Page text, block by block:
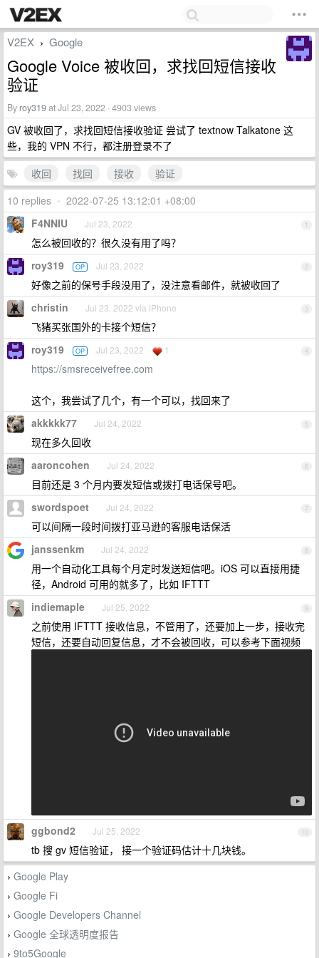
V2EX › Google
Google Voice 被收回，求找回短信接收
验证
By roy319at Jul 23, 2022 · 4903 views
GV 被收回了，求找回短信接收验证 尝试了 textnow Talkatone 这
些，我的 VPN 不行，都注册登录不了
收回
找回 接收
验证
10 replies • 2022-07-25 13:12:01 +08:00
1
F4NNIU Jul 23, 2022
怎么被回收的？很久没有用了吗？
2
roy319 OP Jul 23, 2022
好像之前的保号手段没用了，没注意看邮件，就被收回了
3
christin Jul 23, 2022 via iPhone
飞猪买张国外的卡接个短信？
4
roy319 OP Jul 23, 2022 1
https://smsreceivefree.com
这个，我尝试了几个，有一个可以，找回来了
5
akkkkk77 Jul 24, 2022
现在多久回收
6
aaroncohen Jul 24, 2022
目前还是 3 个月内要发短信或拨打电话保号吧。
7
swordspoet Jul 24, 2022
可以间隔一段时间拨打亚马逊的客服电话保活
8
janssenkm Jul 24, 2022
用一个自动化工具每个月定时发送短信吧。iOS 可以直接用捷
径，Android 可用的就多了，比如 IFTTT
9
indiemaple Jul 25, 2022
之前使用 IFTTT 接收信息，不管用了，还要加上一步，接收完
短信，还要自动回复信息，才不会被回收，可以参考下面视频
10
ggbond2 Jul 25, 2022
tb 搜 gv 短信验证， 接一个验证码估计十几块钱。
› Google Play
› Google Fi
› Google Developers Channel
› Google 全球透明度报告
› 9to5Google